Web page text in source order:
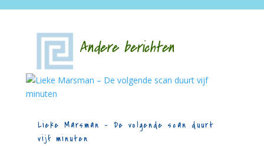
Andere berichten
Lieke Marsman – De volgende scan duurt
vijf minuten